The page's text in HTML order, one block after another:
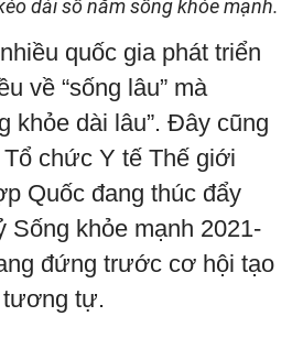
dài số năm sống khỏe mạnh.
quốc gia phát triển
về “sống lâu” mà
khỏe dài lâu”. Đây cũng
chức Y tế Thế giới
Quốc đang thúc đẩy
Sống khỏe mạnh 2021-
đứng trước cơ hội tạo
tự.